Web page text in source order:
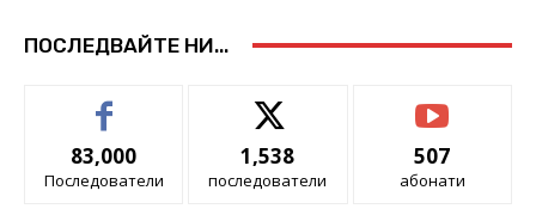
ПОСЛЕДВАЙТЕ НИ...
83,000
Последователи
1,538
последователи
507
абонати